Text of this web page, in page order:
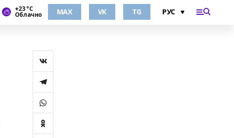
+23 °С
Облачно MAX VK TG